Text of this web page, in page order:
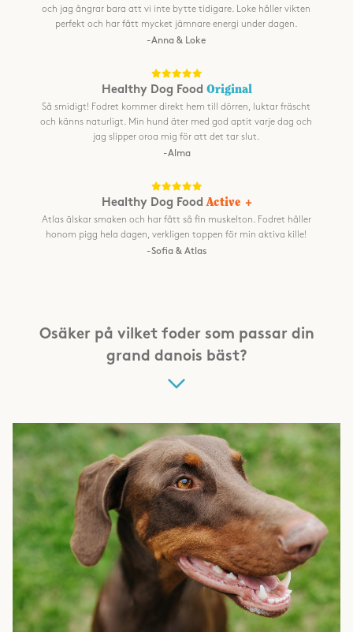
och jag ångrar bara att vi inte bytte tidigare. Loke håller vikten
perfekt och har fått mycket jämnare energi under dagen.
-Anna & Loke
Healthy Dog Food Original
Så smidigt! Fodret kommer direkt hem till dörren, luktar fräscht
och känns naturligt. Min hund äter med god aptit varje dag och
jag slipper oroa mig för att det tar slut.
-Alma
Healthy Dog FoodActive +
Atlas älskar smaken och har fått så fin muskelton. Fodret håller
honom pigg hela dagen, verkligen toppen för min aktiva kille!
-Sofia & Atlas
Osäker på vilket foder som passar din
grand danois bäst?